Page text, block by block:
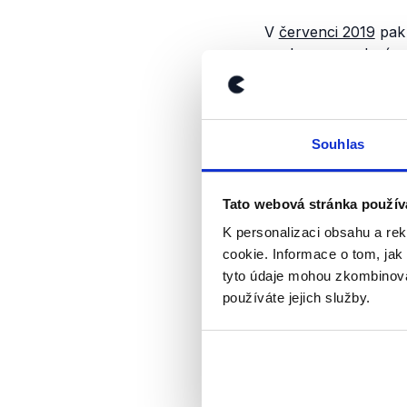
Souhlas
Tato webová stránka
K personalizaci obsahu a
cookie. Informace o tom,
tyto údaje mohou
používáte jejich služby.
V červenci 2019
spolu se
zavedením
Dodejme, že
zrušení EET (.pdf
)
Závěr
Je tedy zjevné, že
přesnou výši proto
Ministerstvem